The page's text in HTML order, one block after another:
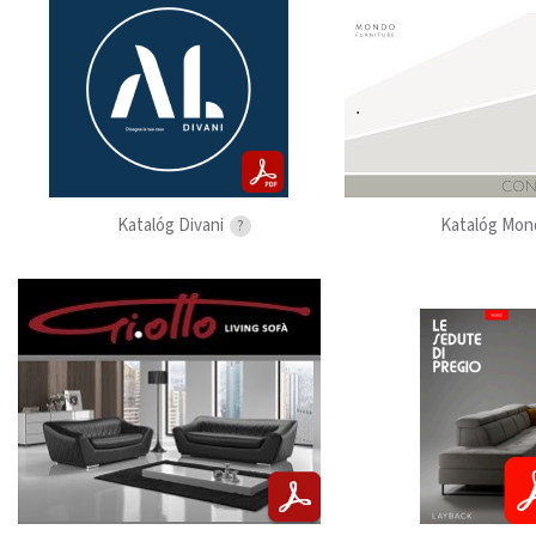
Katalóg Divani ? Katalóg